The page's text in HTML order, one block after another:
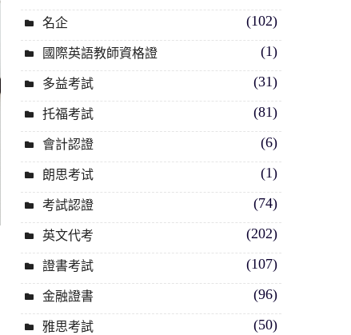
名企 (102)
國際英語教師資格證 (1)
多益考試 (31)
托福考試 (81)
會計認證 (6)
朗思考试 (1)
考試認證 (74)
英文代考 (202)
證書考試 (107)
金融證書 (96)
雅思考試 (50)